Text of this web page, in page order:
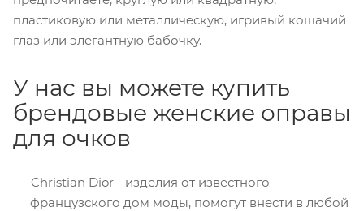
пластиковую или металлическую, игривый кошачий
глаз или элегантную бабочку.
У нас вы можете купить
брендовые женские оправы
для очков
Christian Dior - изделия от известного
французского дом моды, помогут внести в любой